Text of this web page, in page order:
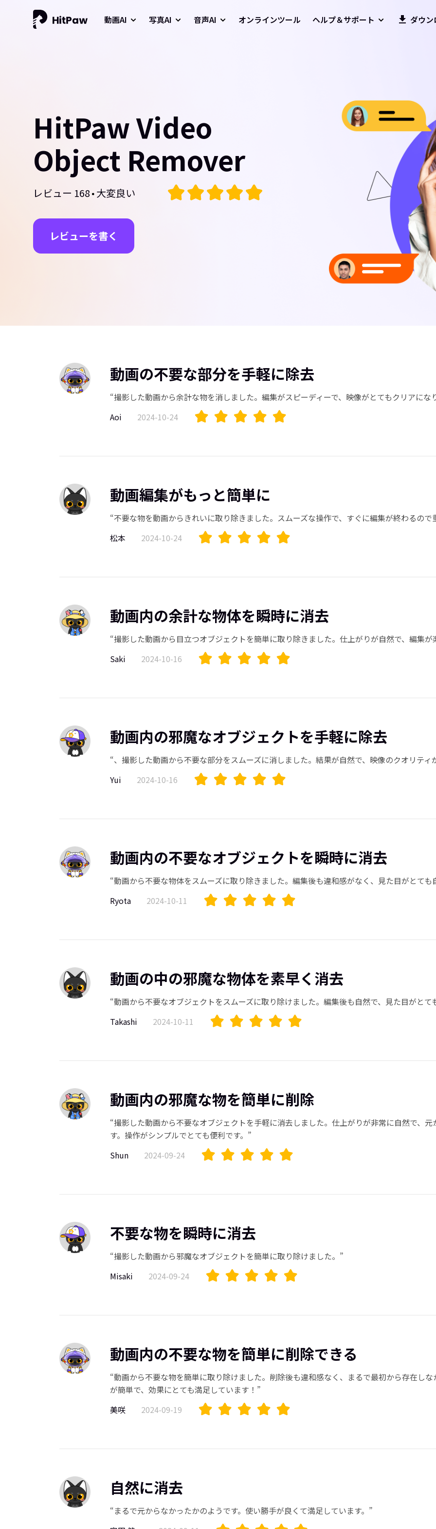
動画AI 写真AI 音声AI オンラインツール ヘルプ＆サポート ダウン
HitPaw Video
Object Remover
レビュー 168 大変良い
レビューを書く
動画の不要な部分を手軽に除去
“撮影した動画から余計な物を消しました。編集がスピーディーで、映像がとてもクリアにな
Aoi
2024-10-24
動画編集がもっと簡単に
“不要な物を動画からきれいに取り除きました。スムーズな操作で、すぐに編集が終わるので
松本
2024-10-24
動画内の余計な物体を瞬時に消去
“撮影した動画から目立つオブジェクトを簡単に取り除きました。仕上がりが自然で、編集が
Saki
2024-10-16
動画内の邪魔なオブジェクトを手軽に除去
“、撮影した動画から不要な部分をスムーズに消しました。結果が自然で、映像のクオリティ
Yui
2024-10-16
動画内の不要なオブジェクトを瞬時に消去
“動画から不要な物体をスムーズに取り除きました。編集後も違和感がなく、見た目がとても
Ryota
2024-10-11
動画の中の邪魔な物体を素早く消去
“動画から不要なオブジェクトをスムーズに取り除けました。編集後も自然で、見た目がとて
Takashi
2024-10-11
動画内の邪魔な物を簡単に削除
“撮影した動画から不要なオブジェクトを手軽に消去しました。仕上がりが非常に自然で、
す。操作がシンプルでとても便利です。”
Shun
2024-09-24
不要な物を瞬時に消去
“撮影した動画から邪魔なオブジェクトを簡単に取り除けました。”
Misaki
2024-09-24
動画内の不要な物を簡単に削除できる
“動画から不要な物を簡単に取り除けました。削除後も違和感なく、まるで最初から存在し
が簡単で、効果にとても満足しています！”
美咲
2024-09-19
自然に消去
“まるで元からなかったかのようです。使い勝手が良くて満足しています。”